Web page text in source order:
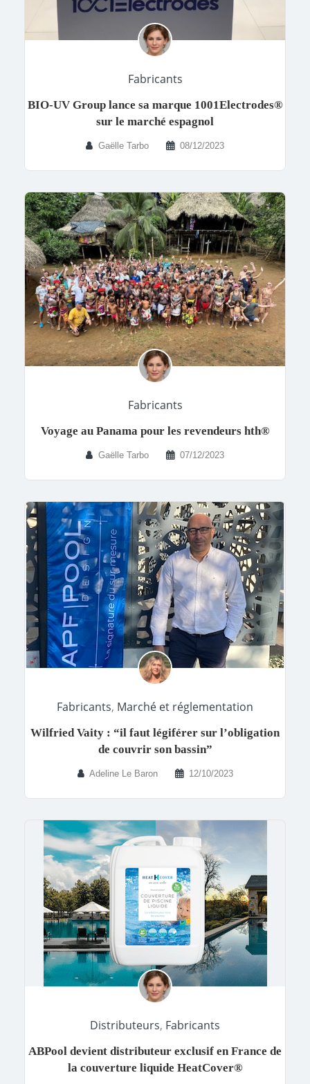
Fabricants
BIO-UV Group lance sa marque 1001Electrodes®
sur le marché espagnol
Gaëlle Tarbo 08/12/2023
Fabricants
Voyage au Panama pour les revendeurs hth®
Gaëlle Tarbo 07/12/2023
Fabricants, Marché et réglementation
Wilfried Vaity : “il faut légiférer sur l’obligation
de couvrir son bassin”
Adeline Le Baron 12/10/2023
Distributeurs, Fabricants
ABPool devient distributeur exclusif en France de
la couverture liquide HeatCover®